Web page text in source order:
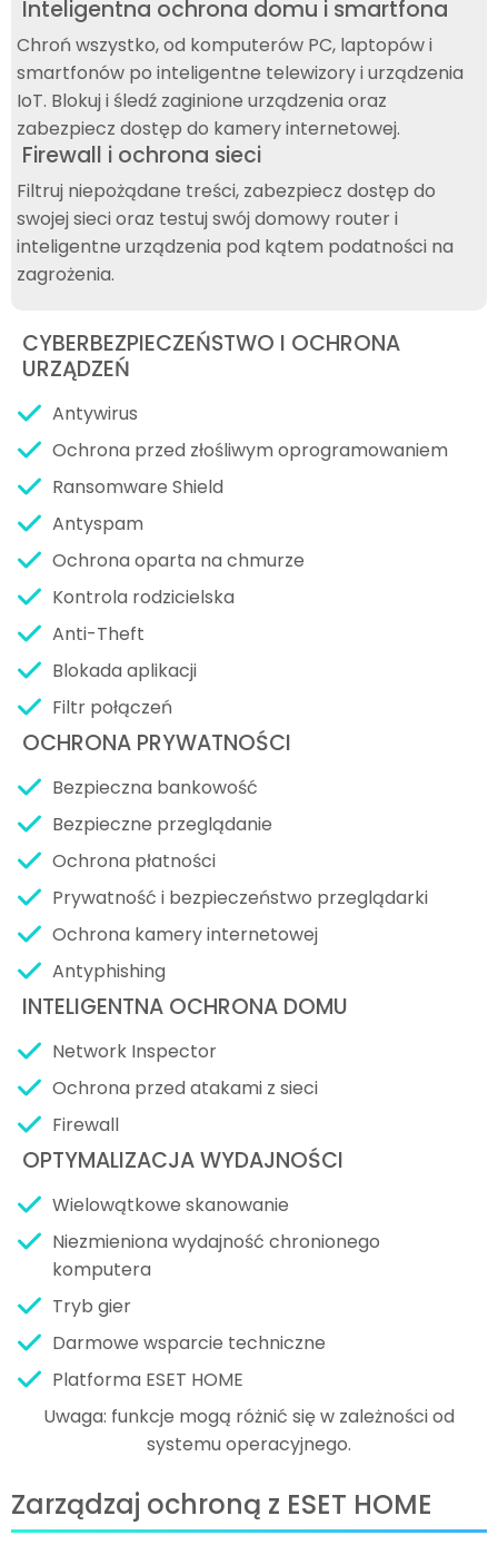
Inteligentna ochrona domu i smartfona
Chroń wszystko, od komputerów PC, laptopów i
smartfonów po inteligentne telewizory i urządzenia
IoT. Blokuj i śledź zaginione urządzenia oraz
zabezpiecz dostęp do kamery internetowej.
Firewall i ochrona sieci
Filtruj niepożądane treści, zabezpiecz dostęp do
swojej sieci oraz testuj swój domowy router i
inteligentne urządzenia pod kątem podatności na
zagrożenia.
CYBERBEZPIECZEŃSTWO I OCHRONA
URZĄDZEŃ
Antywirus
Ochrona przed złośliwym oprogramowaniem
Ransomware Shield
Antyspam
Ochrona oparta na chmurze
Kontrola rodzicielska
Anti-Theft
Blokada aplikacji
Filtr połączeń
OCHRONA PRYWATNOŚCI
Bezpieczna bankowość
Bezpieczne przeglądanie
Ochrona płatności
Prywatność i bezpieczeństwo przeglądarki
Ochrona kamery internetowej
Antyphishing
INTELIGENTNA OCHRONA DOMU
Network Inspector
Ochrona przed atakami z sieci
Firewall
OPTYMALIZACJA WYDAJNOŚCI
Wielowątkowe skanowanie
Niezmieniona wydajność chronionego
komputera
Tryb gier
Darmowe wsparcie techniczne
Platforma ESET HOME
Uwaga: funkcje mogą różnić się w zależności od
systemu operacyjnego.
Zarządzaj ochroną z ESET HOME